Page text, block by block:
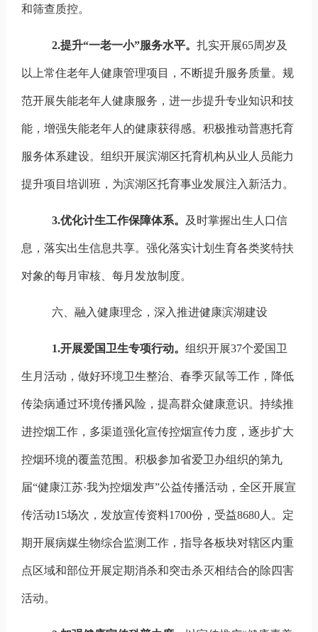
和筛查质控。
2.提升“一老一小”服务水平。 扎实开展65周岁及
以上常住老年人健康管理项目，不断提升服务质量。规
范开展失能老年人健康服务，进一步提升专业知识和技
能，增强失能老年人的健康获得感。积极推动普惠托育
服务体系建设。组织开展滨湖区托育机构从业人员能力
提升项目培训班，为滨湖区托育事业发展注入新活力。
3.优化计生工作保障体系。 及时掌握出生人口信
息，落实出生信息共享。强化落实计划生育各类奖特扶
对象的每月审核、每月发放制度。
六、融入健康理念，深入推进健康滨湖建设
1.开展爱国卫生专项行动。 组织开展37个爱国卫
生月活动，做好环境卫生整治、春季灭鼠等工作，降低
传染病通过环境传播风险，提高群众健康意识。持续推
进控烟工作，多渠道强化宣传控烟宣传力度，逐步扩大
控烟环境的覆盖范围。积极参加省爱卫办组织的第九
届“健康江苏·我为控烟发声”公益传播活动，全区开展宣
传活动15场次，发放宣传资料1700份，受益8680人。定
期开展病媒生物综合监测工作，指导各板块对辖区内重
点区域和部位开展定期消杀和突击杀灭相结合的除四害
活动。